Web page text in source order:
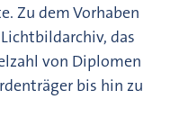
Zu dem Vorhaben
das
von Diplomen
bis hin zu